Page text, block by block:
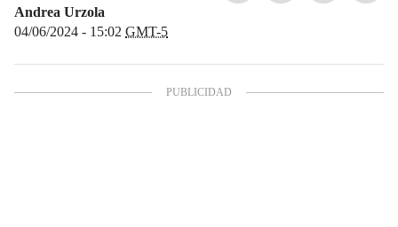
Andrea Urzola
04/06/2024 - 15:02 GMT-5